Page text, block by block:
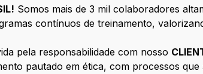
Somos mais de 3 mil colaboradores
contínuos de treinamento,
pela responsabilidade com nosso
pautado em ética, com processos